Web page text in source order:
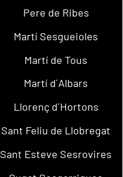
Pere de Ribes
Martí Sesgueioles
Martí de Tous
Martí d´Albars
Llorenç d´Hortons
Sant Feliu de Llobregat
Sant Esteve Sesrovires